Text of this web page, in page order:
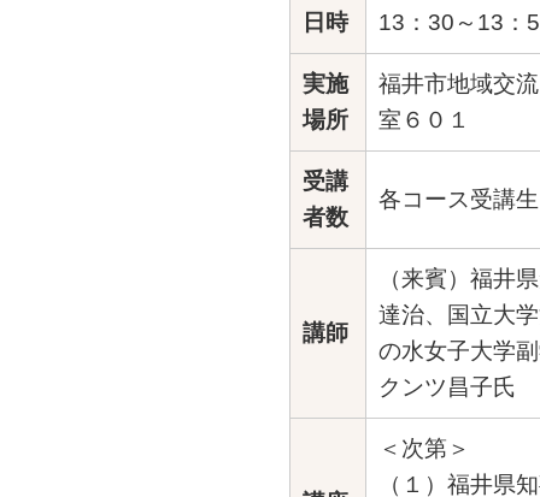
日時
13：30～13：
実施
場所
福井市地域交
室６０１
受講
者数
各コース受講
講師
（来賓）福井
達治、国立大
の水女子大学
クンツ昌子氏
＜次第＞
（１）福井県